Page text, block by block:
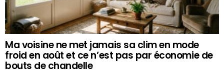
Ma voisine ne met jamais sa clim en mode
froid en août et ce n’est pas par économie de
bouts de chandelle